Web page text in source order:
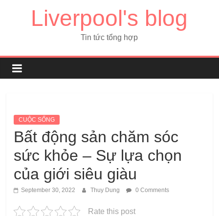
Liverpool's blog
Tin tức tổng hợp
CUỘC SỐNG
Bất động sản chăm sóc
sức khỏe – Sự lựa chọn
của giới siêu giàu
September 30, 2022 Thuy Dung 0 Comments
Rate this post